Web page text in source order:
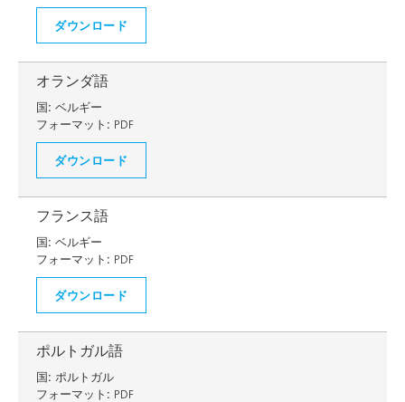
ダウンロード
オランダ語
国: ベルギー
フォーマット: PDF
ダウンロード
フランス語
国: ベルギー
フォーマット: PDF
ダウンロード
ポルトガル語
国: ポルトガル
フォーマット: PDF